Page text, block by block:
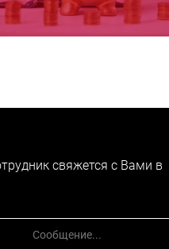
свяжется с Вами в